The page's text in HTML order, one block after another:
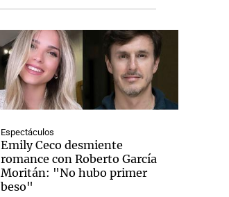
Espectáculos
Emily Ceco desmiente
romance con Roberto García
Moritán: "No hubo primer
beso"